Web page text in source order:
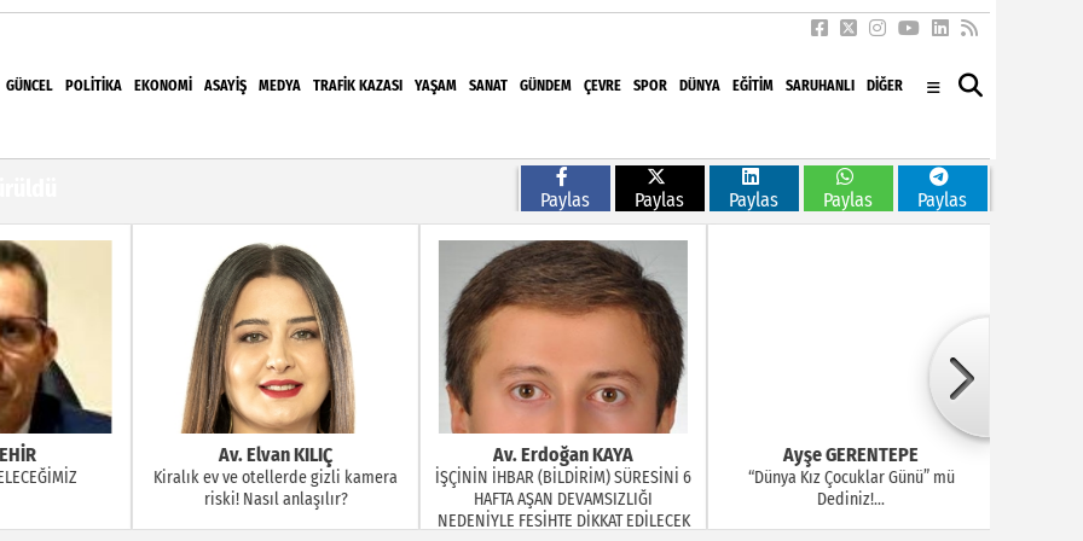
GÜNCEL POLITIKA EKONOMI ASAYIŞ MEDYA TRAFIK KAZASI YAŞAM SANAT GÜNDEM ÇEVRE SPOR DÜNYA EĞITIM SARUHANLI DİĞER
"Baskılarla bizleri yıldıramayacaksınız"
UPSD 2026 Yaz Sergisi’nde Sanatseverlerle
Yalçın Arcak'tan ilk açıklama
Av. Elvan KILIÇ
Kiralık ev ve otellerde gizli kamera
riski! Nasıl anlaşılır?
Av. Erdoğan KAYA
İŞÇİNİN İHBAR (BİLDİRİM) SÜRESİNİ 6
HAFTA AŞAN DEVAMSIZLIĞI
NEDENİYLE FESİHTE DİKKAT EDİLECEK
Ayşe GERENTEPE
“Dünya Kız Çocuklar Günü” mü
Dediniz!...
Paylas Paylas Paylas Paylas Paylas